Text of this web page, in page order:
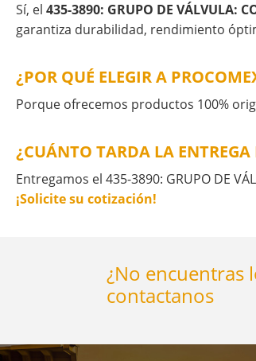
Sí, el 435-3890: GRUPO DE VÁLVULA:
garantiza durabilidad, rendimiento
¿POR QUÉ ELEGIR A
Porque ofrecemos productos 100%
¿CUÁNTO TARDA LA
Entregamos el 435-3890: GRUPO DE
¡Solicite su cotización!
¿No encuentras
contactanos